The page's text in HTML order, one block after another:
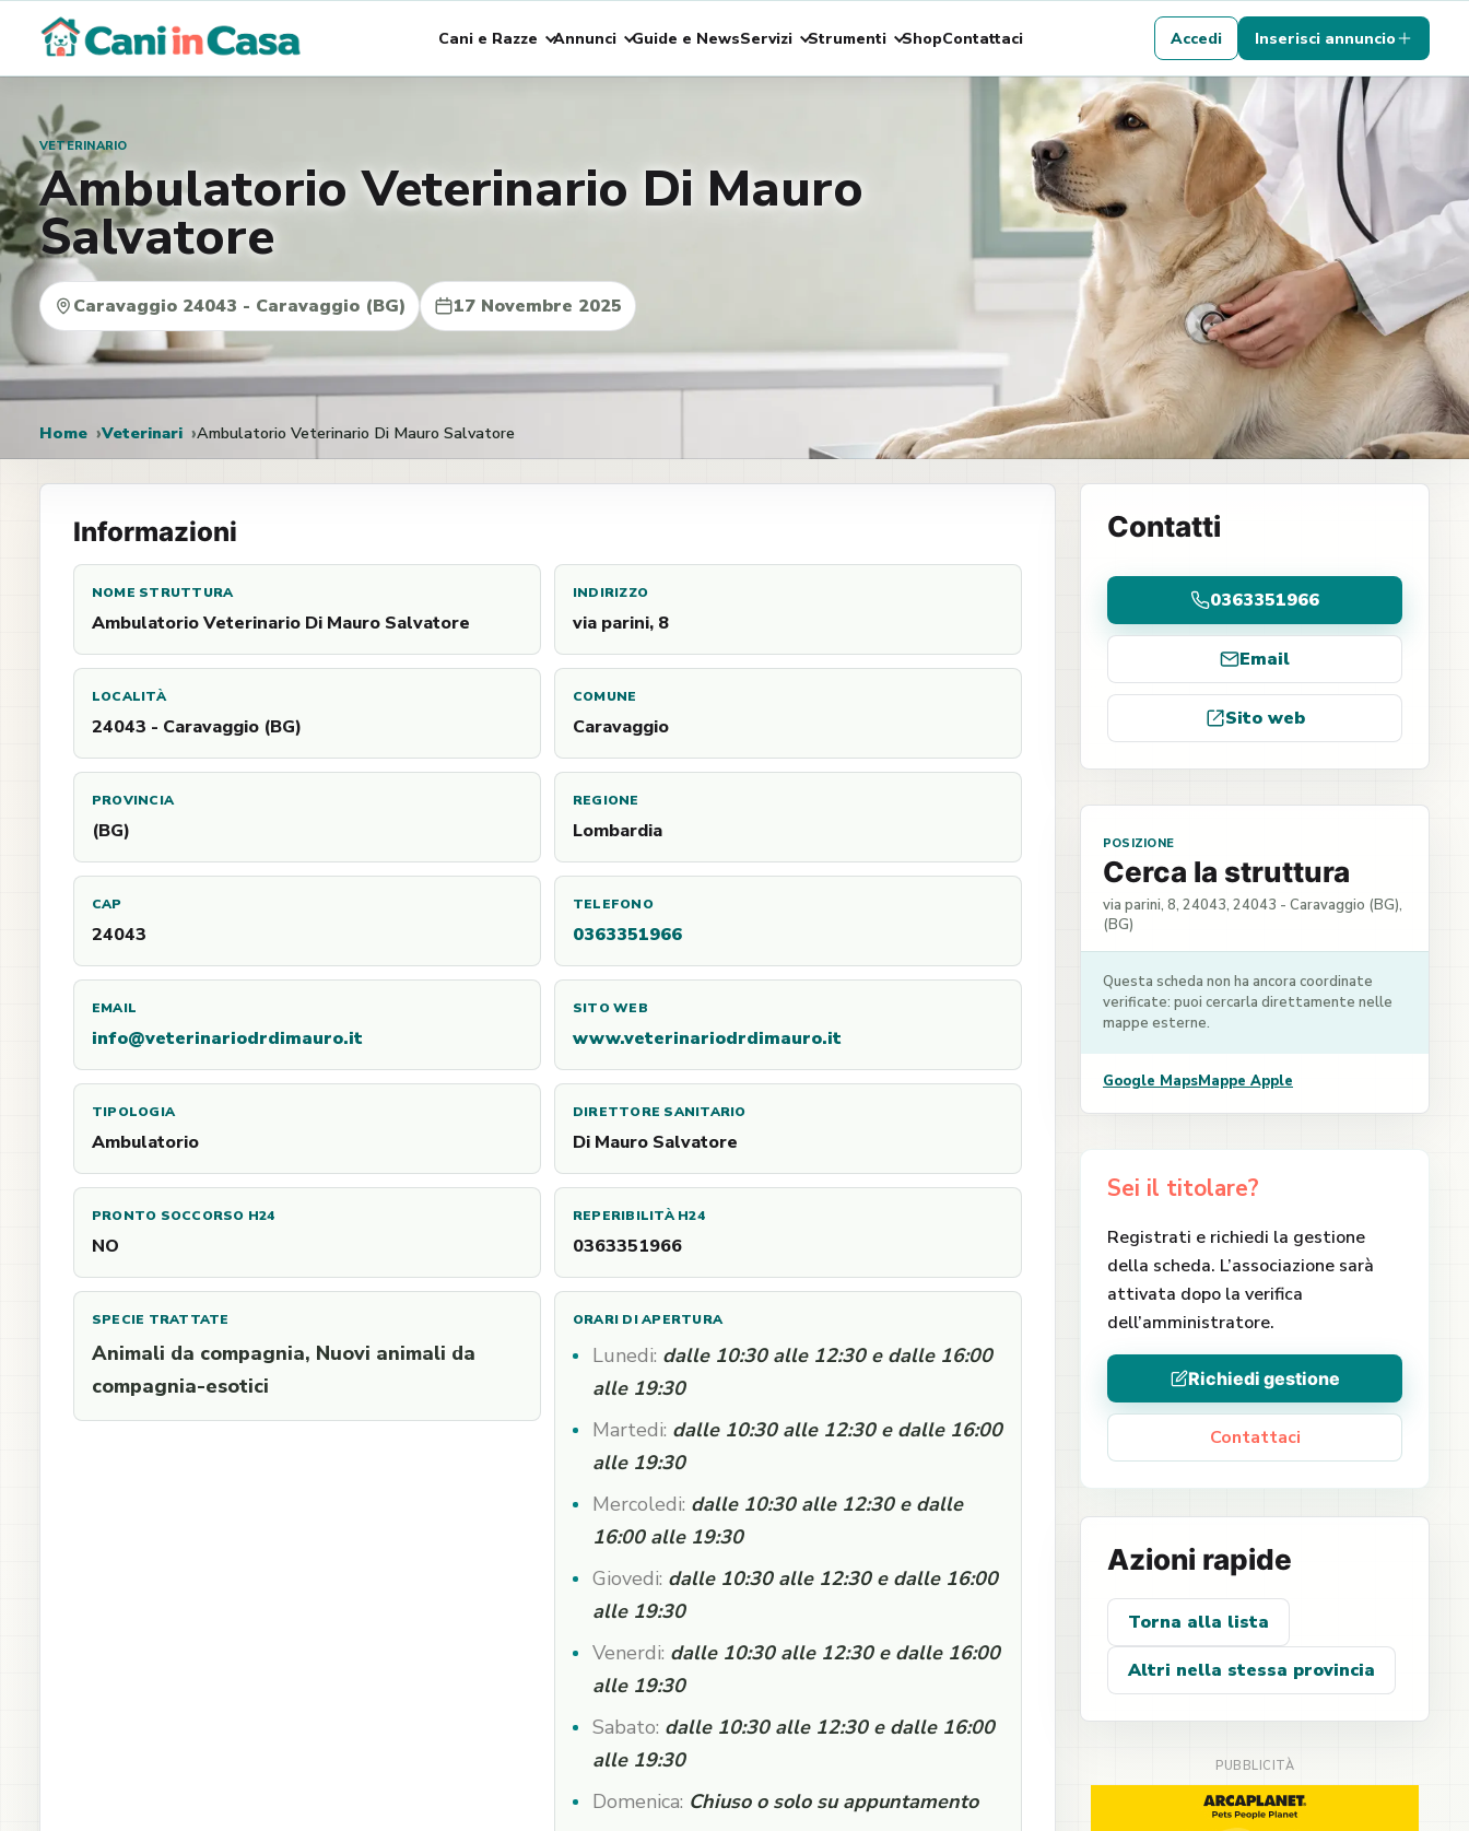
contenuto
Cani e Razze Annunci Guide e NewsServizi Strumenti ShopContattaci Accedi Inserisci annuncio
VETERINARIO
Ambulatorio Veterinario Di Mauro
Salvatore
Caravaggio 24043 - Caravaggio (BG) 17 Novembre 2025
Home Veterinari Ambulatorio Veterinario Di Mauro Salvatore
Informazioni
NOME STRUTTURA
Ambulatorio Veterinario Di Mauro Salvatore
INDIRIZZO
via parini, 8
LOCALITÀ
24043 - Caravaggio (BG)
COMUNE
Caravaggio
PROVINCIA
(BG)
REGIONE
Lombardia
CAP
24043
TELEFONO
0363351966
EMAIL
info@veterinariodrdimauro.it
SITO WEB
www.veterinariodrdimauro.it
TIPOLOGIA
Ambulatorio
DIRETTORE SANITARIO
Di Mauro Salvatore
PRONTO SOCCORSO H24
NO
REPERIBILITÀ H24
0363351966
SPECIE TRATTATE
Animali da compagnia, Nuovi animali da
compagnia-esotici
ORARI DI APERTURA
Lunedi: dalle 10:30 alle 12:30 e dalle 16:00
alle 19:30
Martedi: dalle 10:30 alle 12:30 e dalle 16:00
alle 19:30
Mercoledi: dalle 10:30 alle 12:30 e dalle
16:00 alle 19:30
Giovedi: dalle 10:30 alle 12:30 e dalle 16:00
alle 19:30
Venerdi: dalle 10:30 alle 12:30 e dalle 16:00
alle 19:30
Sabato: dalle 10:30 alle 12:30 e dalle 16:00
alle 19:30
Domenica: Chiuso o solo su appuntamento
Contatti
0363351966
Email
Sito web
POSIZIONE
Cerca la struttura
via parini, 8, 24043, 24043 - Caravaggio (BG),
(BG)
Questa scheda non ha ancora coordinate
verificate: puoi cercarla direttamente nelle
mappe esterne.
Google MapsMappe Apple
Sei il titolare?
Registrati e richiedi la gestione
della scheda. L’associazione sarà
attivata dopo la verifica
dell’amministratore.
Richiedi gestione
Contattaci
Azioni rapide
Torna alla lista
Altri nella stessa provincia